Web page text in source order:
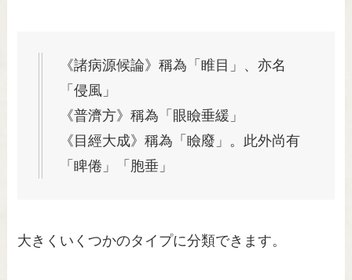
《諸病源候論》稱為「睢目」、亦名
「侵風」
《普濟方》稱為「眼瞼垂緩」
《目經大成》稱為「瞼廢」。此外尚有
「睥倦」「胞垂」
大きくいくつかのタイプに分類できます。